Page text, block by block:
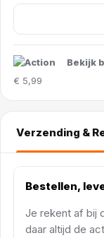
Bekijk
€ 5,99
Verzending &
Bestellen,
Je rekent af bij
daar altijd de